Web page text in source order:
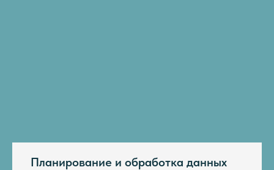
Планирование и обработка данных